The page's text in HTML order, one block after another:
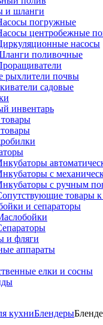
и шланги
погружные
центробежные
насосы
поливочные
рыхлители почвы
садовые
инвентарь
с
с ручным
товары
и сепараторы
и фляги
аппараты
елки и сосны
кухниБлендеры